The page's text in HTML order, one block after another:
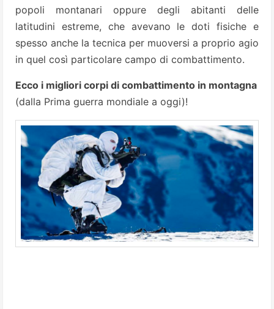
popoli montanari oppure degli abitanti delle
latitudini estreme, che avevano le doti fisiche e
spesso anche la tecnica per muoversi a proprio agio
in quel così particolare campo di combattimento.
Ecco i migliori corpi di combattimento in montagna
(dalla Prima guerra mondiale a oggi)!